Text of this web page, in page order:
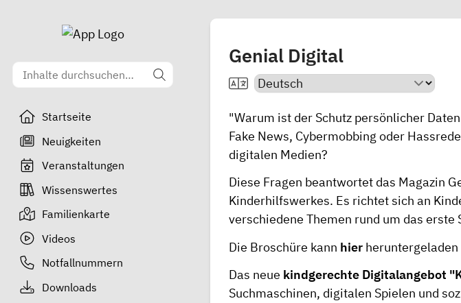
Startseite
Neuigkeiten
Veranstaltungen
Wissenswertes
Familienkarte
Videos
Notfallnummern
Downloads
Genial Digital
"Warum ist der Schutz persönlicher
Fake News, Cybermobbing oder
digitalen Medien?
Diese Fragen beantwortet das Magazin
Kinderhilfswerkes. Es richtet sich an
verschiedene Themen rund um das
Die Broschüre kann hier
Das neue kindgerechte Digitalangebot
Suchmaschinen, digitalen Spielen und